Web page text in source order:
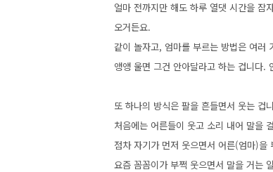
얼마 전까지만 해도 하루 열댓 시간을 잠
오거든요.
같이 놀자고, 엄마를 부르는 방법은 여러
앵앵 울면 그건 안아달라고 하는 겁니다.
또 하나의 방식은 팔을 흔들면서 웃는
처음에는 어른들이 웃고 소리 내어 말을
점차 자기가 먼저 웃으면서 어른(엄마)을
요즘 꼼꼼이가 부쩍 웃으면서 말을 거는